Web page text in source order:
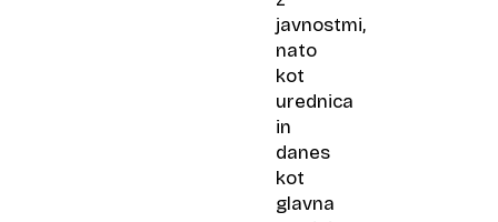
javnostmi,
nato
kot
urednica
in
danes
kot
glavna